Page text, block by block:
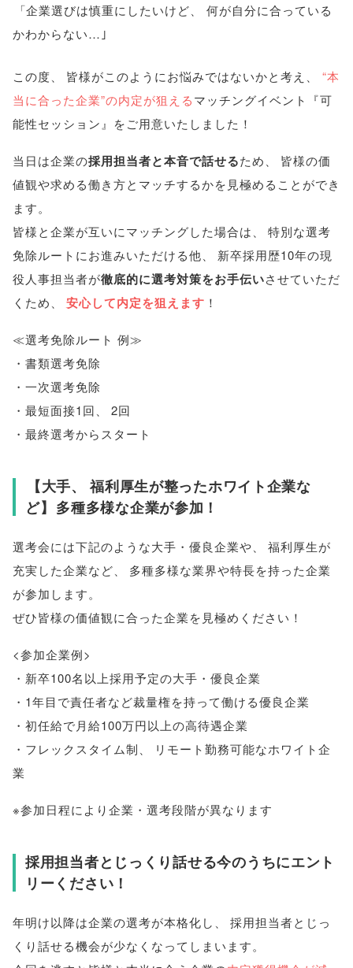
「企業選びは慎重にしたいけど
何が自分に合っている
かわからない…｣
この度、 皆様がこのようにお悩みではないかと考え 、
“本
当に合った企業”の内定が狙えるマッチングイベント『可
能性セッション』をご用意いたしました！
当日は企業の採用担当者と本音で話せるため、
皆様の価
値観や求める働き方とマッチするかを見極めることができ
ます。
皆様と企業が互いにマッチングした場合は、
特別な選考
免除ルートにお進みいただける他、
新卒採用歴10年の現
役人事担当者が徹底的に選考対策をお手伝いさせていただ
くため、 安心して内定を狙えます ！
≪選考免除ルート 例≫
・書類選考免除
・一次選考免除
・最短面接1回、
2回
・最終選考からスタート
【大手、
福利厚生が整ったホワイト企業な
ど】 多種多様な企業が参加！
選考会には下記のような大手・優良企業や、
福利厚生が
充実した企業など、
多種多様な業界や特長を持った企業
が参加します。
ぜひ皆様の価値観に合った企業を見極めください！
<参加企業例>
・新卒100名以上採用予定の大手・優良企業
・1年目で責任者など裁量権を持って働ける優良企業
・初任給で月給100万円以上の高待遇企業
・フレックスタイム制、
リモート勤務可能なホワイト企
業
※参加日程により企業・選考段階が異なります
採用担当者とじっくり話せる今のうちにエント
リーください！
年明け以降は企業の選考が本格化し 、
採用担当者とじっ
くり話せる機会が少なくなってしまいます。